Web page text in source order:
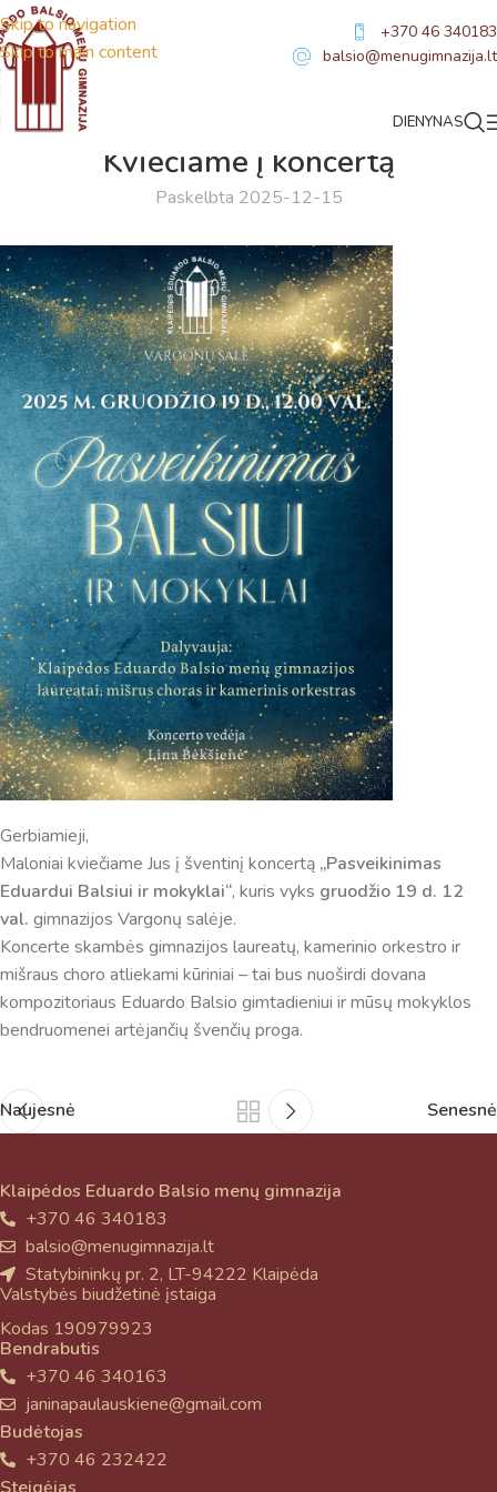
Skip to navigation
Skip to main content
+370 46 340183
balsio@menugimnazija.lt
DIENYNAS
Kviečiame į koncertą
Paskelbta 2025-12-15
Gerbiamieji,
Maloniai kviečiame Jus į šventinį koncertą „Pasveikinimas
Eduardui Balsiui ir mokyklai“, kuris vyks gruodžio 19 d. 12
val. gimnazijos Vargonų salėje.
Koncerte skambės gimnazijos laureatų, kamerinio orkestro ir
mišraus choro atliekami kūriniai – tai bus nuoširdi dovana
kompozitoriaus Eduardo Balsio gimtadieniui ir mūsų mokyklos
bendruomenei artėjančių švenčių proga.
Naujesnė Senesnė
Klaipėdos Eduardo Balsio menų gimnazija
+370 46 340183
balsio@menugimnazija.lt
Statybininkų pr. 2, LT-94222 Klaipėda
Valstybės biudžetinė įstaiga
Kodas 190979923
Bendrabutis
+370 46 340163
janinapaulauskiene@gmail.com
Budėtojas
+370 46 232422
Steigėjas
Virtualus asistentas E. Balsio gimnazijos DI
Sveiki! Taip, aš esu virtualus. Tačiau dirbtinis intelektas
suteikia man galimybę ne tik analizuoti Jūsų klausimą, bet
dar tobulai atsimenu visą šioje svetainėje pateiktą
informaciją. Jei visgi man pritrūks išmanumo - pateiksiu
Jums reikiamus kontaktus, kur galėsite pasiklausti
atsakingo specialisto.
Taigi... kuo galėčiau Jums padėti?